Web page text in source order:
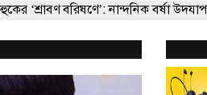
নান্দনিক বর্ষা উদযাপন